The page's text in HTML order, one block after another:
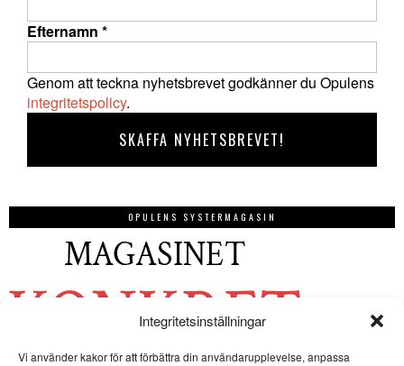
Integritetsinställningar
Vi använder kakor för att förbättra din användarupplevelse, anpassa
Efternamn *
Genom att teckna nyhetsbrevet godkänner du Opulens
integritetspolicy.
OPULENS SYSTERMAGASIN